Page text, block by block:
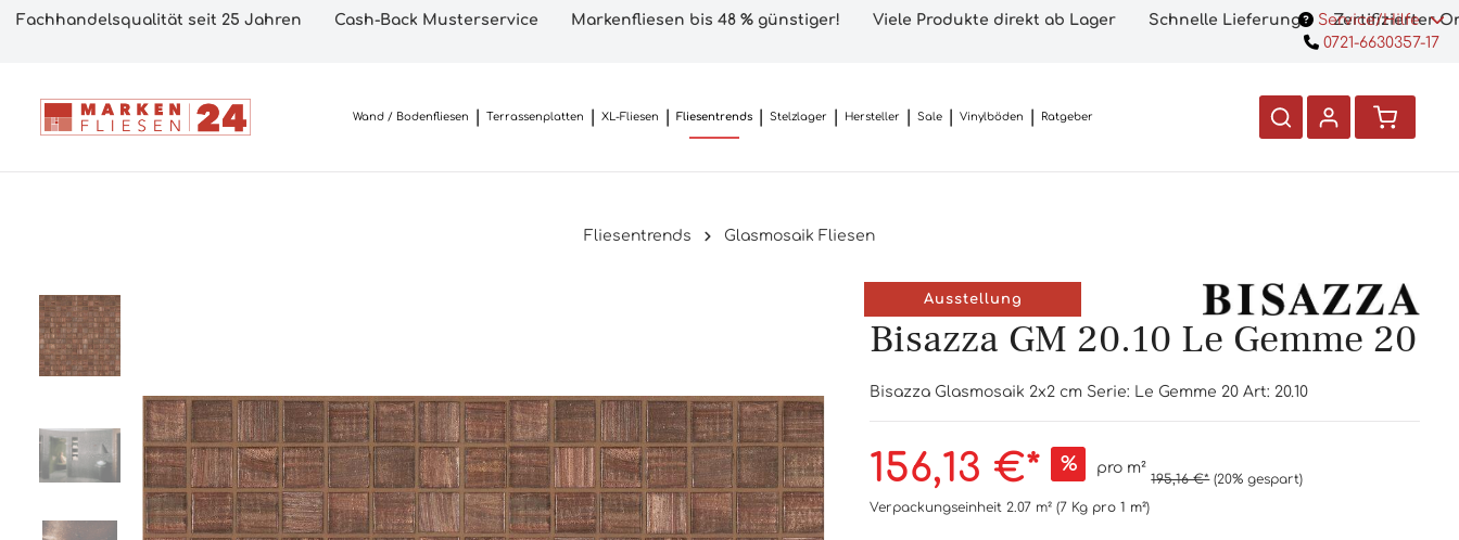
Fachhandelsqualität seit 25 Jahren Cash-Back Musterservice Markenfliesen bis 48 % günstiger! Viele Produkte direkt ab Lager Schnelle Lieferung Zertifizierter
Service/Hilfe
0721-6630357-17
Wand / Bodenfliesen Terrassenplatten XL-Fliesen Fliesentrends Stelzlager Hersteller Sale Vinylböden Ratgeber
Fliesentrends Glasmosaik Fliesen
Ausstellung
Bisazza GM 20.10 Le Gemme 20
Bisazza Glasmosaik 2x2 cm Serie: Le Gemme 20 Art: 20.10
156,13 €* % pro m²
195,16 €* (20% gespart)
Verpackungseinheit 2.07 m²(7 Kg pro 1 m²)